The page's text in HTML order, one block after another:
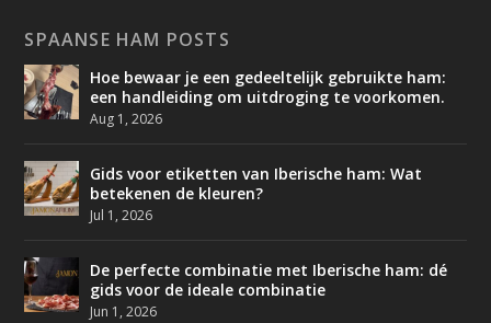
SPAANSE HAM POSTS
Hoe bewaar je een gedeeltelijk gebruikte ham:
een handleiding om uitdroging te voorkomen.
Aug 1, 2026
Gids voor etiketten van Iberische ham: Wat
betekenen de kleuren?
Jul 1, 2026
De perfecte combinatie met Iberische ham: dé
gids voor de ideale combinatie
Jun 1, 2026